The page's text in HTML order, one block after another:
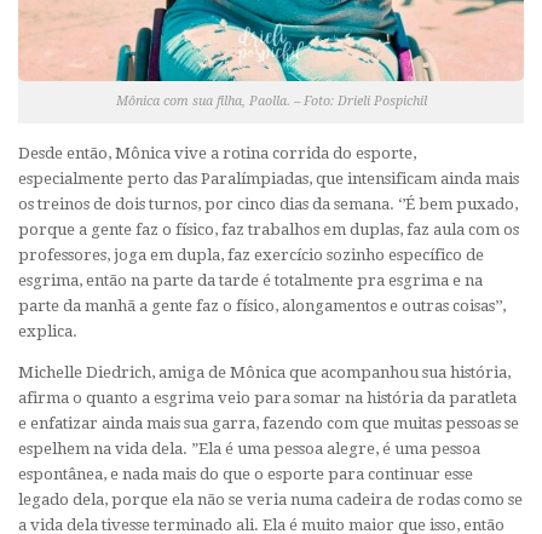
Mônica com sua filha, Paolla. – Foto: Drieli Pospichil
Desde então, Mônica vive a rotina corrida do esporte,
especialmente perto das Paralímpiadas, que intensificam ainda mais
os treinos de dois turnos, por cinco dias da semana. ‘’É bem puxado,
porque a gente faz o físico, faz trabalhos em duplas, faz aula com os
professores, joga em dupla, faz exercício sozinho específico de
esgrima, então na parte da tarde é totalmente pra esgrima e na
parte da manhã a gente faz o físico, alongamentos e outras coisas’’,
explica.
Michelle Diedrich, amiga de Mônica que acompanhou sua história,
afirma o quanto a esgrima veio para somar na história da paratleta
e enfatizar ainda mais sua garra, fazendo com que muitas pessoas se
espelhem na vida dela. ”Ela é uma pessoa alegre, é uma pessoa
espontânea, e nada mais do que o esporte para continuar esse
legado dela, porque ela não se veria numa cadeira de rodas como se
a vida dela tivesse terminado ali. Ela é muito maior que isso, então